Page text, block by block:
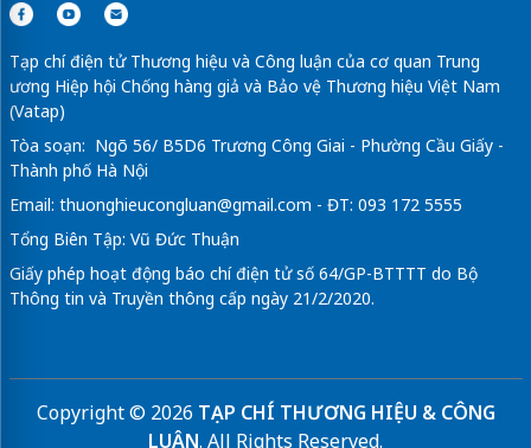
Tạp chí điện tử Thương hiệu và Công luận của cơ quan Trung
ương Hiệp hội Chống hàng giả và Bảo vệ Thương hiệu Việt Nam
(Vatap)
Tòa soạn: Ngõ 56/ B5D6 Trương Công Giai - Phường Cầu Giấy -
Thành phố Hà Nội
Email: thuonghieucongluan@gmail.com - ĐT: 093 172 5555
Tổng Biên Tập: Vũ Đức Thuận
Giấy phép hoạt động báo chí điện tử số 64/GP-BTTTT do Bộ
Thông tin và Truyền thông cấp ngày 21/2/2020.
Copyright © 2026 TẠP CHÍ THƯƠNG HIỆU & CÔNG
LUẬN. All Rights Reserved.